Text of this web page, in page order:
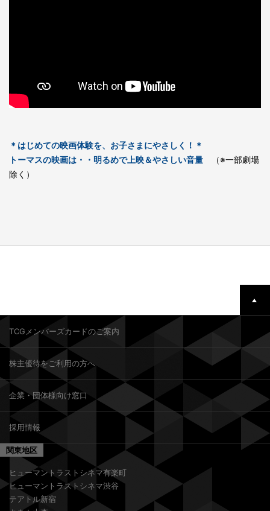
＊はじめての映画体験を、お子さまにやさしく！＊
トーマスの映画は・・明るめで上映＆やさしい音量 （※一部劇場
除く）
TCGメンバーズカードのご案内
株主優待をご利用の方へ
企業・団体様向け窓口
採用情報
関東地区
ヒューマントラストシネマ有楽町
ヒューマントラストシネマ渋谷
テアトル新宿